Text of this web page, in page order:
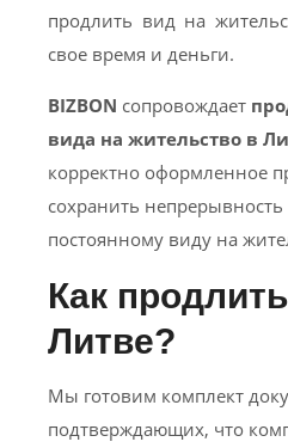
продлить вид на
свое время и деньги.
BIZBON сопровождает
вида на жительство в
корректно оформленное
сохранить
постоянному виду на
Как
Литве?
Мы готовим комплект
подтверждающих, что